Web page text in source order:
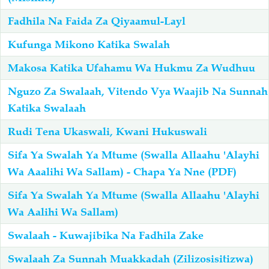
Salaf Wa Ummah Firaq-Makundi
Fiqh-Ibaadah Duaa-Adhkaar
Fataawa Za Ulamaa
Akhlaaq-Aadaab Raqaaiq
Familia-Jamii Maswali-Majibu
Chemsha Bongo
Mapishi
Fadhila Na Faida Za Qiyaamul-Layl
Kufunga Mikono Katika Swalah
Makosa Katika Ufahamu Wa Hukmu Za Wudhuu
Nguzo Za Swalaah, Vitendo Vya Waajib Na Sunnah
Katika Swalaah
Rudi Tena Ukaswali, Kwani Hukuswali
Sifa Ya Swalah Ya Mtume (Swalla Allaahu 'Alayhi
Wa Aaalihi Wa Sallam) - Chapa Ya Nne (PDF)
Sifa Ya Swalah Ya Mtume (Swalla Allaahu 'Alayhi
Wa Aalihi Wa Sallam)
Swalaah - Kuwajibika Na Fadhila Zake
Swalaah Za Sunnah Muakkadah (Zilizosisitizwa)